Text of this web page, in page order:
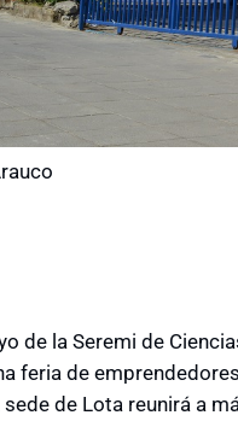
de la Seremi de
feria de
sede de Lota reunirá a